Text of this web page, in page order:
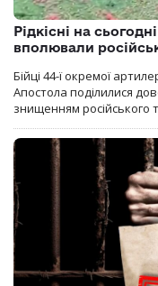
Рідкісні на
вполювали
Бійці 44-ї окремої
Апостола поділилися
знищенням російського